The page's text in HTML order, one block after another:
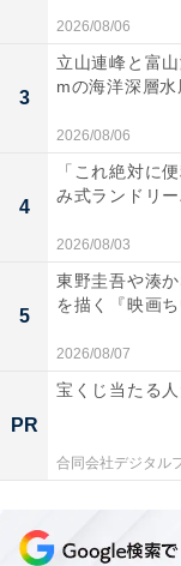
ユーザーからは
く速い」という
ースペックに感
歩きたい人や、
は、おすすめの
【
特
2026/08/06
3
立山連峰と富
mの海洋深層水
2026/08/06
4
「これ絶対に
み式ランドリ
2026/08/03
5
東野圭吾や湊
を描く『映画
2026/08/07
PR
宝くじ当たる
合同会社デジタル